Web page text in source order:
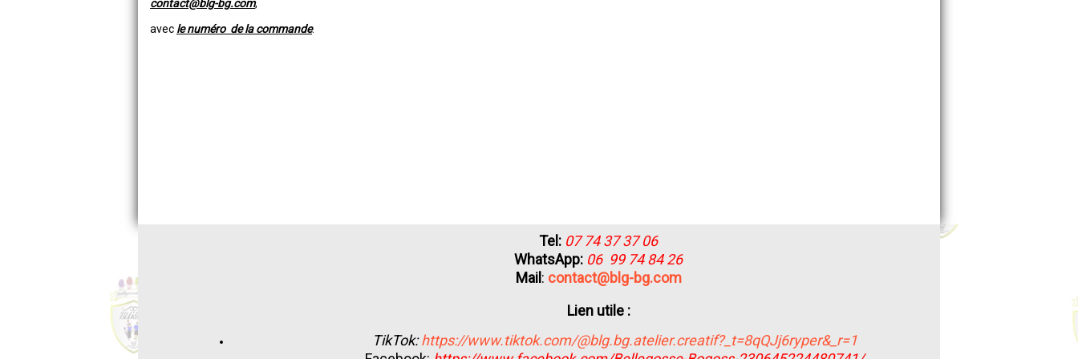
contact@blg-bg.com,
avec le numéro de la commande.
Tel: 07 74 37 37 06
WhatsApp: 06 99 74 84 26
Mail : contact@blg-bg.com
Lien utile :
TikTok:https://www.tiktok.com/@blg.bg.atelier.creatif?_t=8qQJj6ryper&_r=1